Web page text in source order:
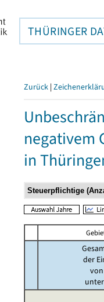
THÜRINGER
Zurück |
negativem
in
der
von
unter